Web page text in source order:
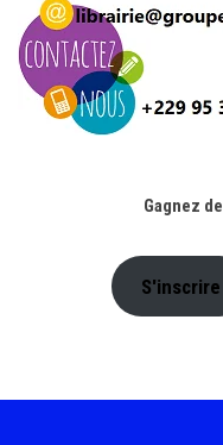
Gagnez
S'inscrire